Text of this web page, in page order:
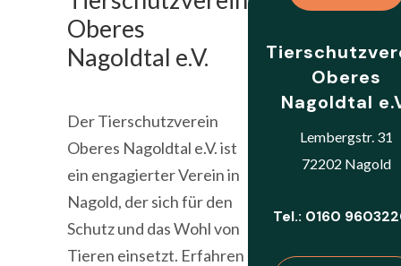
Oberes
Nagoldtal e.V.
Der Tierschutzverein
Oberes Nagoldtal e.V. ist
ein engagierter Verein in
Nagold, der sich für den
Schutz und das Wohl von
Tieren einsetzt. Erfahren
Oberes
Nagoldtal
Lembergstr. 31
72202 Nagold
Tel.: 0160